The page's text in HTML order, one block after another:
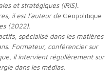
et stratégiques (IRIS).
il est l'auteur de Géopolitique
(2022).
spécialisé dans les matières
Formateur, conférencier sur
il intervient régulièrement sur
dans les médias.